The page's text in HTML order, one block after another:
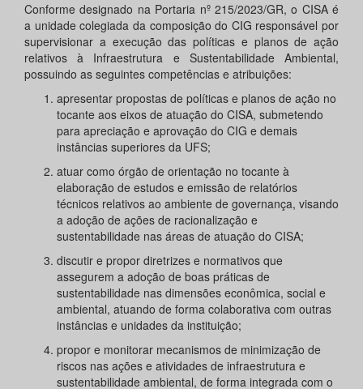
Conforme designado na Portaria nº 215/2023/GR, o CISA é
a unidade colegiada da composição do CIG responsável por
supervisionar a execução das políticas e planos de ação
relativos à Infraestrutura e Sustentabilidade Ambiental,
possuindo as seguintes competências e atribuições:
apresentar propostas de políticas e planos de ação no
tocante aos eixos de atuação do CISA, submetendo
para apreciação e aprovação do CIG e demais
instâncias superiores da UFS;
atuar como órgão de orientação no tocante à
elaboração de estudos e emissão de relatórios
técnicos relativos ao ambiente de governança, visando
a adoção de ações de racionalização e
sustentabilidade nas áreas de atuação do CISA;
discutir e propor diretrizes e normativos que
assegurem a adoção de boas práticas de
sustentabilidade nas dimensões econômica, social e
ambiental, atuando de forma colaborativa com outras
instâncias e unidades da instituição;
propor e monitorar mecanismos de minimização de
riscos nas ações e atividades de infraestrutura e
sustentabilidade ambiental, de forma integrada com o